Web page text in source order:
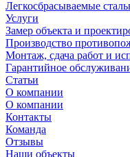
Легкосбрасываемые
Услуги
Замер объекта и
Производство
Монтаж, сдача работ и
Гарантийное
Статьи
О компании
О компании
Контакты
Команда
Отзывы
Наши объекты